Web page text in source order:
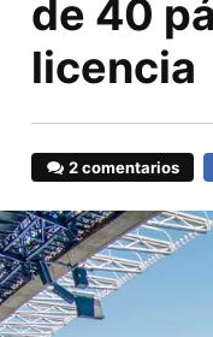
de 40
licencia
2 comentarios